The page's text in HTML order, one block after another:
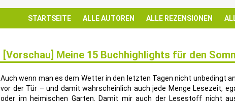
STARTSEITE ALLE AUTOREN ALLE REZENSIONEN
[Vorschau] Meine 15 Buchhighlights für den
Auch wenn man es dem Wetter in den letzten Tagen nicht unbedingt
vor der Tür – und damit wahrscheinlich auch jede Menge Lesezeit,
oder im heimischen Garten. Damit mir auch der Lesestoff nicht